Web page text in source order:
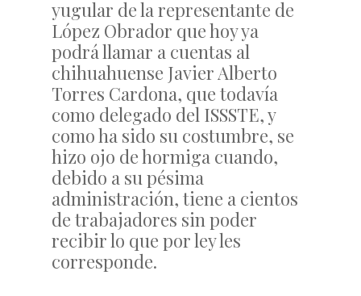
yugular de la representante de
López Obrador que hoy ya
podrá llamar a cuentas al
chihuahuense Javier Alberto
Torres Cardona, que todavía
como delegado del ISSSTE, y
como ha sido su costumbre, se
hizo ojo de hormiga cuando,
debido a su pésima
administración, tiene a cientos
de trabajadores sin poder
recibir lo que por ley les
corresponde.